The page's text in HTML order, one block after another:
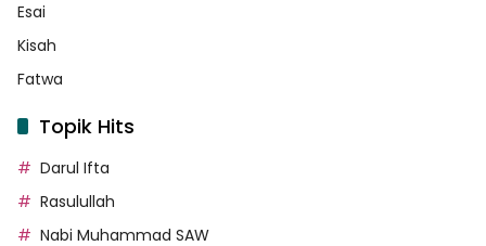
Esai
Kisah
Fatwa
Topik Hits
Darul Ifta
Rasulullah
Nabi Muhammad SAW